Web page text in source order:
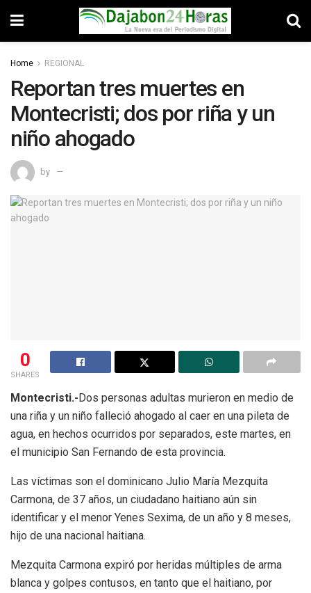
Home REGIONAL
Reportan tres muertes en
Montecristi; dos por riña y un
niño ahogado
by
0
SHARES
Montecristi.-Dos personas adultas murieron en medio de
una riña y un niño falleció ahogado al caer en una pileta de
agua, en hechos ocurridos por separados, este martes, en
el municipio San Fernando de esta provincia.
Las víctimas son el dominicano Julio María Mezquita
Carmona, de 37 años, un ciudadano haitiano aún sin
identificar y el menor Yenes Sexima, de un año y 8 meses,
hijo de una nacional haitiana.
Mezquita Carmona expiró por heridas múltiples de arma
blanca y golpes contusos, en tanto que el haitiano, por